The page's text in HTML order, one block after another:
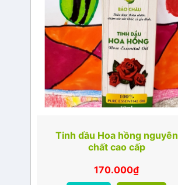
Tinh dầu Hoa hồng nguyên
chất cao cấp
170.000₫